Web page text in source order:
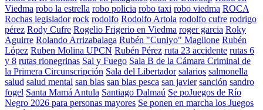
Viedma robo la estrella robo policia robo taxi robo viedma ROCA
Rochas legislador rock rodolfo Rodolfo Artola rodolfo cufre rodrigo
pérez Rody Cufre Rogelio Frigerio en Viedma roger garcia Roky
Aguirre Rolando Arrizabalaga Rubén "Cuniyo" Maglione Rubén
López Ruben Molina UPCN Rubén Pérez ruta 23 accidente rutas 6
y 8 rutas rionegrinas Sal y Fuego Sala B de la Cámara Criminal de
la Primera Circunscripción Sala del Libertador salarios salmonella
salud salud mental san blas san blas pesca san javier sanción sandro
fogel Santa Mamá Antula Santiago Dalmaú Se poJuegos de Río
Negro 2026 para personas mayores Se ponen en marcha los Juegos